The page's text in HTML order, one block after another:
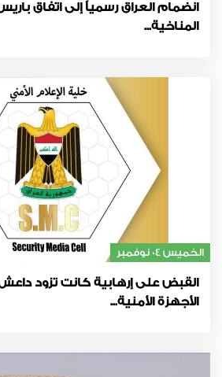
انضمام العراق رسمياً إلى اتفاق
المناخية...
الخميس 04 نوفمبر
القبض على إرهابية كانت تزود
الأجهزة الأمنية...